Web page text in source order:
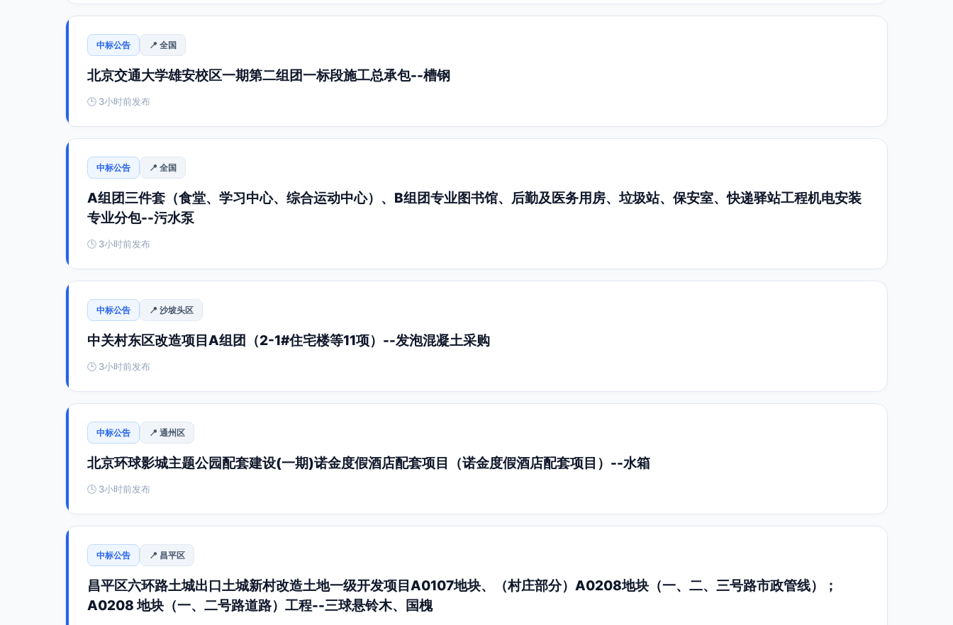
中标公告 📍 全国
北京交通大学雄安校区一期第二组团一标段施工总承包--槽钢
🕒 3小时前发布
中标公告 📍 全国
A组团三件套（食堂、学习中心、综合运动中心）、B组团专业图书馆、后勤及医务用房、垃圾站、保安室、快递驿站工程机电安装
专业分包--污水泵
🕒 3小时前发布
中标公告 📍 沙坡头区
中关村东区改造项目A组团（2-1#住宅楼等11项）--发泡混凝土采购
🕒 3小时前发布
中标公告 📍 通州区
北京环球影城主题公园配套建设(一期)诺金度假酒店配套项目（诺金度假酒店配套项目）--水箱
🕒 3小时前发布
中标公告 📍 昌平区
昌平区六环路土城出口土城新村改造土地一级开发项目A0107地块、（村庄部分）A0208地块（一、二、三号路市政管线）；
A0208 地块（一、二号路道路）工程--三球悬铃木、国槐